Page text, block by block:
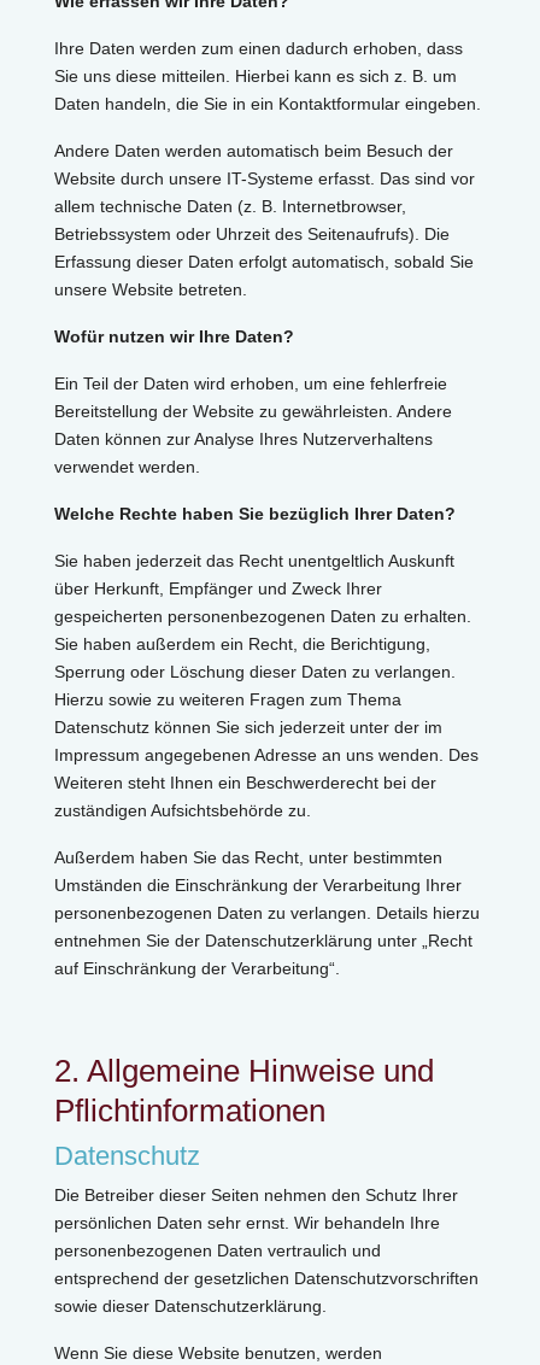
Ihre Daten werden zum einen dadurch erhoben, dass
Sie uns diese mitteilen. Hierbei kann es sich z. B. um
Daten handeln, die Sie in ein Kontaktformular eingeben.
Andere Daten werden automatisch beim Besuch der
Website durch unsere IT-Systeme erfasst. Das sind vor
allem technische Daten (z. B. Internetbrowser,
Betriebssystem oder Uhrzeit des Seitenaufrufs). Die
Erfassung dieser Daten erfolgt automatisch, sobald Sie
unsere Website betreten.
Wofür nutzen wir Ihre Daten?
Ein Teil der Daten wird erhoben, um eine fehlerfreie
Bereitstellung der Website zu gewährleisten. Andere
Daten können zur Analyse Ihres Nutzerverhaltens
verwendet werden.
Welche Rechte haben Sie bezüglich Ihrer Daten?
Sie haben jederzeit das Recht unentgeltlich Auskunft
über Herkunft, Empfänger und Zweck Ihrer
gespeicherten personenbezogenen Daten zu erhalten.
Sie haben außerdem ein Recht, die Berichtigung,
Sperrung oder Löschung dieser Daten zu verlangen.
Hierzu sowie zu weiteren Fragen zum Thema
Datenschutz können Sie sich jederzeit unter der im
Impressum angegebenen Adresse an uns wenden. Des
Weiteren steht Ihnen ein Beschwerderecht bei der
zuständigen Aufsichtsbehörde zu.
Außerdem haben Sie das Recht, unter bestimmten
Umständen die Einschränkung der Verarbeitung Ihrer
personenbezogenen Daten zu verlangen. Details hierzu
entnehmen Sie der Datenschutzerklärung unter „Recht
auf Einschränkung der Verarbeitung“.
2. Allgemeine Hinweise und
Pflichtinformationen
Datenschutz
Die Betreiber dieser Seiten nehmen den Schutz Ihrer
persönlichen Daten sehr ernst. Wir behandeln Ihre
personenbezogenen Daten vertraulich und
entsprechend der gesetzlichen Datenschutzvorschriften
sowie dieser Datenschutzerklärung.
Wenn Sie diese Website benutzen, werden